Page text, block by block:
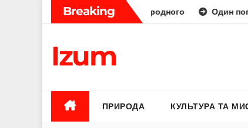
Breaking
діамант від природного Один поганий
Izum
ПРИРОДА КУЛЬТУРА ТА